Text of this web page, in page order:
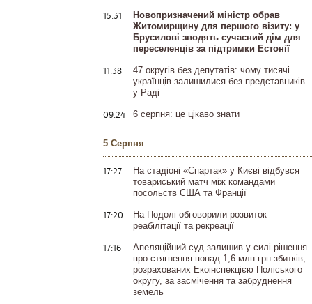
15:31
Новопризначений міністр обрав
Житомирщину для першого візиту: у
Брусилові зводять сучасний дім для
переселенців за підтримки Естонії
11:38
47 округів без депутатів: чому тисячі
українців залишилися без представників
у Раді
09:24 6 серпня: це цікаво знати
5 Серпня
17:27
На стадіоні «Спартак» у Києві відбувся
товариський матч між командами
посольств США та Франції
17:20
На Подолі обговорили розвиток
реабілітації та рекреації
17:16
Апеляційний суд залишив у силі рішення
про стягнення понад 1,6 млн грн збитків,
розрахованих Екоінспекцією Поліського
округу, за засмічення та забруднення
земель